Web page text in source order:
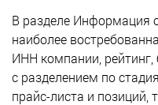
В разделе Информация
наиболее
ИНН компании, рейтинг,
с разделением по
прайс-листа и позиций,